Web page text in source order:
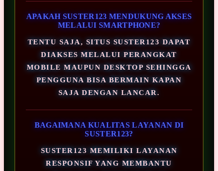
APAKAH SUSTER123 MENDUKUNG AKSES
MELALUI SMARTPHONE?
TENTU SAJA, SITUS SUSTER123 DAPAT
DIAKSES MELALUI PERANGKAT
MOBILE MAUPUN DESKTOP SEHINGGA
PENGGUNA BISA BERMAIN KAPAN
SAJA DENGAN LANCAR.
BAGAIMANA KUALITAS LAYANAN DI
SUSTER123?
SUSTER123 MEMILIKI LAYANAN
RESPONSIF YANG MEMBANTU